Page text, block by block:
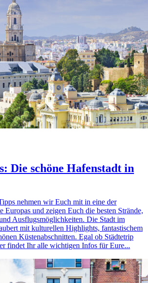
Die schöne Hafenstadt in
nehmen wir Euch mit in eine der
Europas und zeigen Euch die besten Strände,
Ausflugsmöglichkeiten. Die Stadt im
mit kulturellen Highlights, fantastischem
Küstenabschnitten. Egal ob Städtetrip
findet Ihr alle wichtigen Infos für Eure...